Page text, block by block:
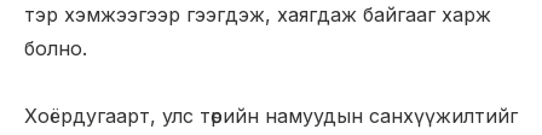
тэр хэмжээгээр гээгдэж, хаягдаж байгааг харж
болно.
Хоёрдугаарт, улс төрийн намуудын санхүүжилтийг